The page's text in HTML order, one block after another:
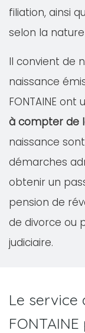
filiation, ainsi
selon la
Il convient de
naissance
FONTAINE ont
à compter de
naissance
démarches
obtenir un
pension de
de divorce ou
judiciaire.
Le service